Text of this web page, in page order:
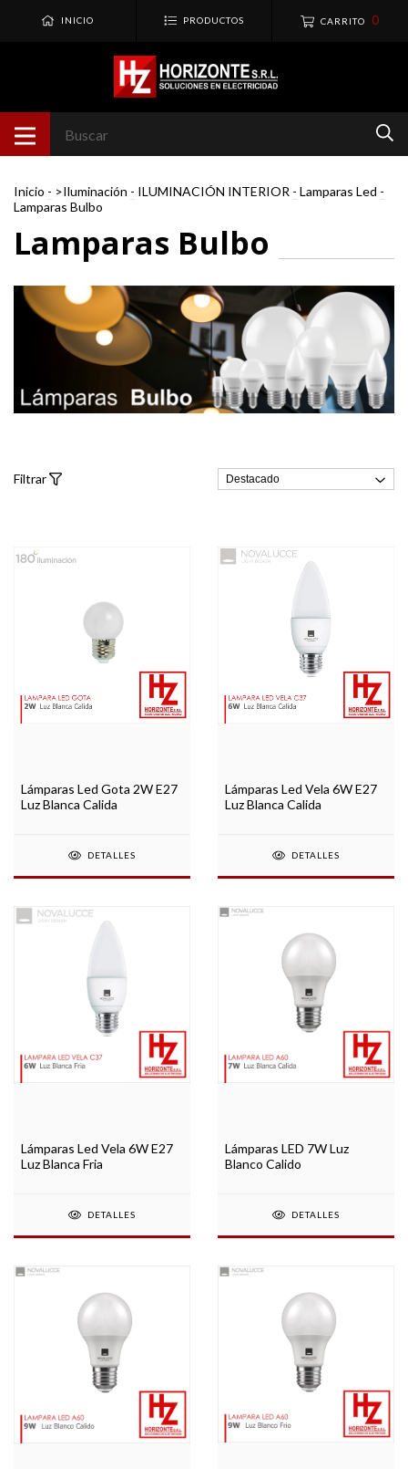
INICIO PRODUCTOS CARRITO 0
Inicio - >Iluminación - ILUMINACIÓN INTERIOR - Lamparas Led -
Lamparas Bulbo
Lamparas Bulbo
Filtrar
Lámparas Led Gota 2W E27
Luz Blanca Calida
DETALLES
Lámparas Led Vela 6W E27
Luz Blanca Calida
DETALLES
Lámparas Led Vela 6W E27
Luz Blanca Fria
DETALLES
Lámparas LED 7W Luz
Blanco Calido
DETALLES